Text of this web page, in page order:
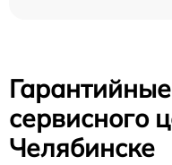
сервисного
Челябинске